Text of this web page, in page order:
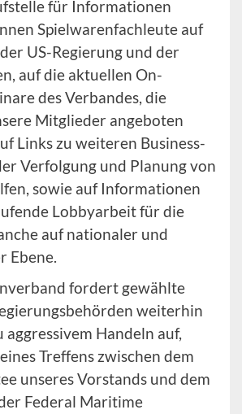
für Informationen
Spielwarenfachleute auf
US-Regierung und der
auf die aktuellen On-
des Verbandes, die
Mitglieder angeboten
Links zu weiteren Business-
Verfolgung und Planung von
sowie auf Informationen
Lobbyarbeit für die
auf nationaler und
Ebene.
fordert gewählte
weiterhin
Handeln auf,
Treffens zwischen dem
unseres Vorstands und dem
Federal Maritime